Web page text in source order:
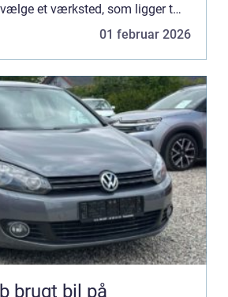
et værksted, som ligger tæt
som er til at stole på. Hvorfor s...
01 februar 2026
brugt bil på